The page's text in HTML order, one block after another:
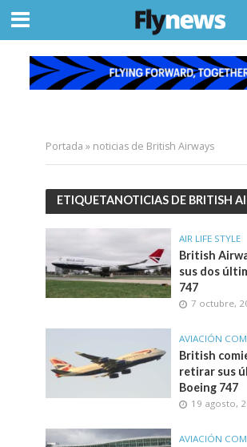
Portada » noticias de British Airways
ETIQUETANOTICIAS DE BRITISH
AIR LIFE STYLE
British
sus dos
747
7 octubre,
AVIACIÓN
British
retirar sus
Boeing 747
19 agosto,
AVIACIÓN